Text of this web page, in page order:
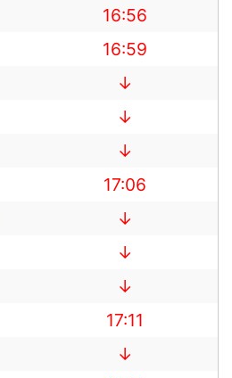
16:56
16:59
↓
↓
↓
17:06
↓
↓
↓
17:11
↓